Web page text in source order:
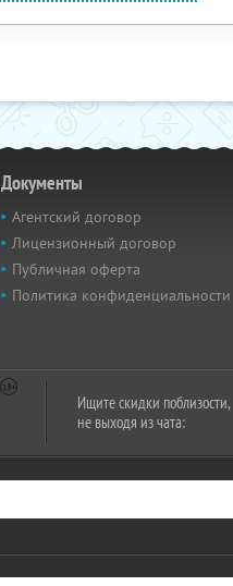
Документы
Агентский договор
Лицензионный договор
Публичная оферта
Политика конфиденциальности
Ищите скидки поблизости,
не выходя из чата: